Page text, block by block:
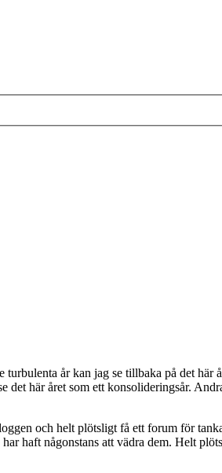
år kan jag se tillbaka på det
här året som ett konsolideringsår.
och helt plötsligt få ett forum för
haft någonstans att vädra dem. Helt